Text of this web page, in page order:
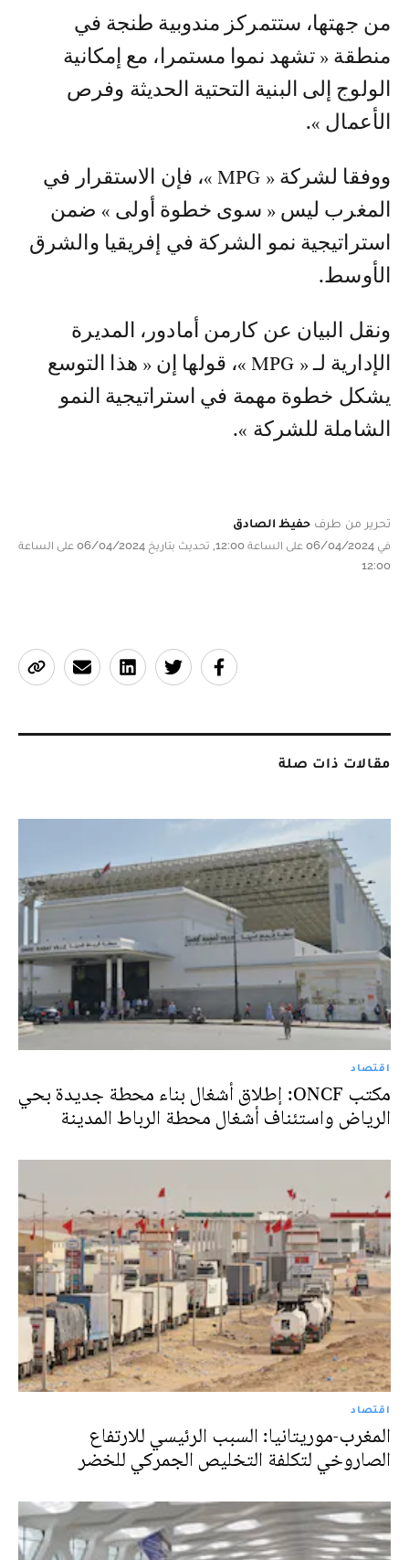
من جهتها، ستتمركز مندوبية طنجة في
منطقة « تشهد نموا مستمرا، مع إمكانية
الولوج إلى البنية التحتية الحديثة وفرص
الأعمال ».
ووفقا لشركة « MPG »، فإن الاستقرار في
المغرب ليس « سوى خطوة أولى » ضمن
استراتيجية نمو الشركة في إفريقيا والشرق
الأوسط.
ونقل البيان عن كارمن أمادور، المديرة
الإدارية لـ « MPG »، قولها إن « هذا التوسع
يشكل خطوة مهمة في استراتيجية النمو
الشاملة للشركة ».
تحرير من طرف حفيظ الصادق
في 06/04/2024 على الساعة 12:00, تحديث بتاريخ 06/04/2024 على الساعة
12:00
مقالات ذات صلة
اقتصاد
مكتب ONCF: إطلاق أشغال بناء محطة جديدة بحي
الرياض واستئناف أشغال محطة الرباط المدينة
اقتصاد
المغرب-موريتانيا: السبب الرئيسي للارتفاع
الصاروخي لتكلفة التخليص الجمركي للخضر